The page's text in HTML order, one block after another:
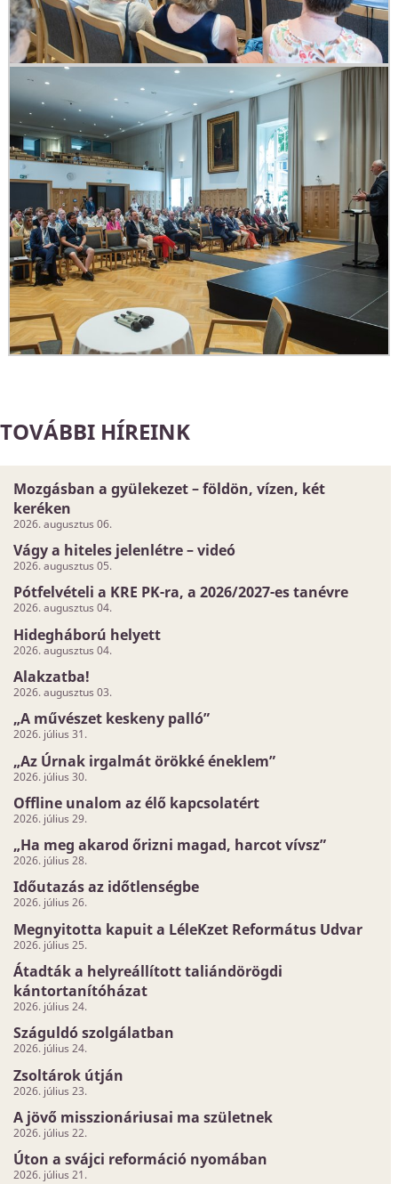
TOVÁBBI HÍREINK
Mozgásban a gyülekezet – földön, vízen, két
keréken
2026. augusztus 06.
Vágy a hiteles jelenlétre – videó
2026. augusztus 05.
Pótfelvételi a KRE PK-ra, a 2026/2027-es tanévre
2026. augusztus 04.
Hidegháború helyett
2026. augusztus 04.
Alakzatba!
2026. augusztus 03.
„A művészet keskeny palló”
2026. július 31.
„Az Úrnak irgalmát örökké éneklem”
2026. július 30.
Offline unalom az élő kapcsolatért
2026. július 29.
„Ha meg akarod őrizni magad, harcot vívsz”
2026. július 28.
Időutazás az időtlenségbe
2026. július 26.
Megnyitotta kapuit a LéleKzet Református Udvar
2026. július 25.
Átadták a helyreállított taliándörögdi
kántortanítóházat
2026. július 24.
Száguldó szolgálatban
2026. július 24.
Zsoltárok útján
2026. július 23.
A jövő misszionáriusai ma születnek
2026. július 22.
Úton a svájci reformáció nyomában
2026. július 21.